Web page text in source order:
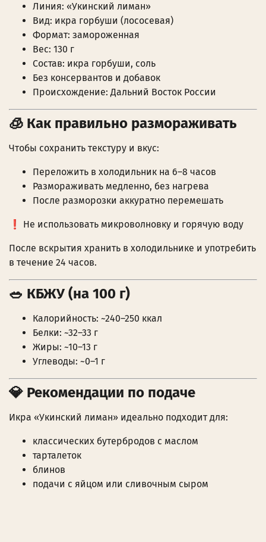
Линия: «Укинский лиман»
Вид: икра горбуши (лососевая)
Формат: замороженная
Вес: 130 г
Состав: икра горбуши, соль
Без консервантов и добавок
Происхождение: Дальний Восток России
🧊 Как правильно размораживать
Чтобы сохранить текстуру и вкус:
Переложить в холодильник на 6–8 часов
Размораживать медленно, без нагрева
После разморозки аккуратно перемешать
❗ Не использовать микроволновку и горячую воду
После вскрытия хранить в холодильнике и употребить
в течение 24 часов.
🥗 КБЖУ (на 100 г)
Калорийность: ~240–250 ккал
Белки: ~32–33 г
Жиры: ~10–13 г
Углеводы: ~0–1 г
💎 Рекомендации по подаче
Икра «Укинский лиман» идеально подходит для:
классических бутербродов с маслом
тарталеток
блинов
подачи с яйцом или сливочным сыром